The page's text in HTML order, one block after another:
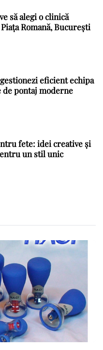
să alegi o clinică
Romană, București
eficient echipa
de pontaj moderne
fete: idei creative și
un stil unic